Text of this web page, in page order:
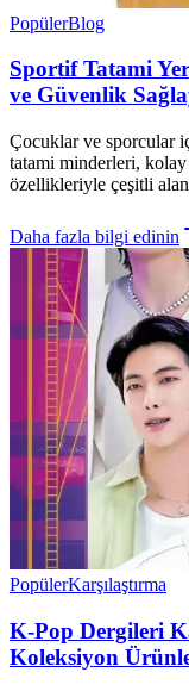
PopülerBlog
Sportif Tatami
ve Güvenlik
Çocuklar ve sporcular
tatami minderleri, kolay
özellikleriyle çeşitli
Daha fazla bilgi edinin
PopülerKarşılaştırma
K-Pop Dergileri
Koleksiyon